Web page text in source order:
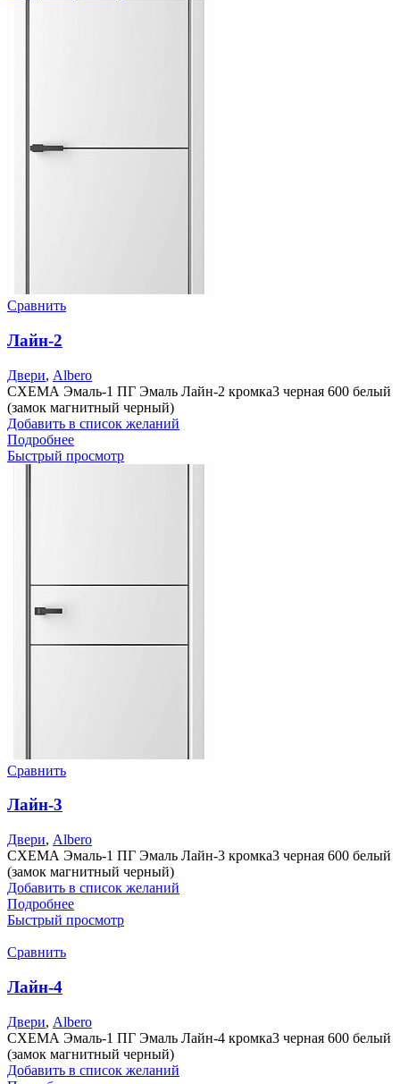
Сравнить
Лайн-2
Двери, Albero
СХЕМА Эмаль-1 ПГ Эмаль Лайн-2 кромка3 черная 600 белый
(замок магнитный черный)
Добавить в список желаний
Подробнее
Быстрый просмотр
Сравнить
Лайн-3
Двери, Albero
СХЕМА Эмаль-1 ПГ Эмаль Лайн-3 кромка3 черная 600 белый
(замок магнитный черный)
Добавить в список желаний
Подробнее
Быстрый просмотр
Сравнить
Лайн-4
Двери, Albero
СХЕМА Эмаль-1 ПГ Эмаль Лайн-4 кромка3 черная 600 белый
(замок магнитный черный)
Добавить в список желаний